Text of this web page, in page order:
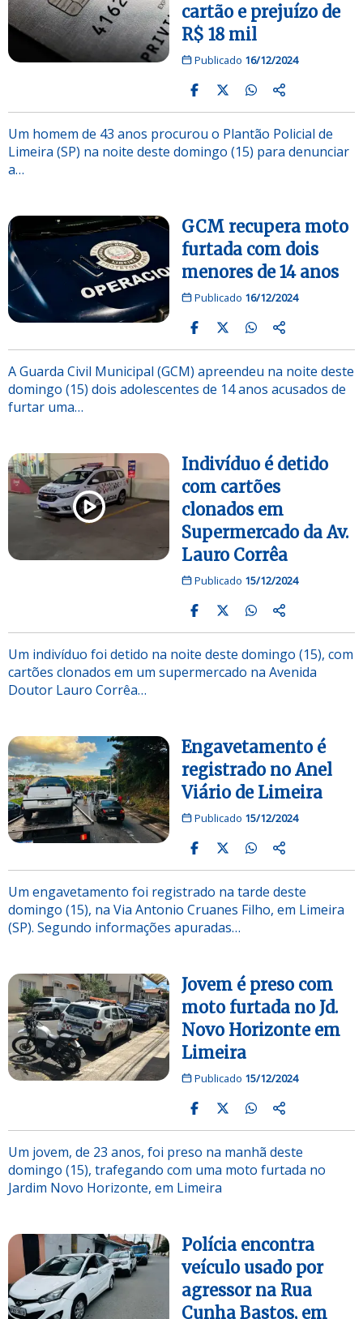
cartão e prejuízo de
R$ 18 mil
Publicado 16/12/2024
Um homem de 43 anos procurou o Plantão Policial de
Limeira (SP) na noite deste domingo (15) para denunciar
a…
GCM recupera moto
furtada com dois
menores de 14 anos
Publicado 16/12/2024
A Guarda Civil Municipal (GCM) apreendeu na noite deste
domingo (15) dois adolescentes de 14 anos acusados de
furtar uma…
Indivíduo é detido
com cartões
clonados em
Supermercado da Av.
Lauro Corrêa
Publicado 15/12/2024
Um indivíduo foi detido na noite deste domingo (15), com
cartões clonados em um supermercado na Avenida
Doutor Lauro Corrêa…
Engavetamento é
registrado no Anel
Viário de Limeira
Publicado 15/12/2024
Um engavetamento foi registrado na tarde deste
domingo (15), na Via Antonio Cruanes Filho, em Limeira
(SP). Segundo informações apuradas…
Jovem é preso com
moto furtada no Jd.
Novo Horizonte em
Limeira
Publicado 15/12/2024
Um jovem, de 23 anos, foi preso na manhã deste
domingo (15), trafegando com uma moto furtada no
Jardim Novo Horizonte, em Limeira
Polícia encontra
veículo usado por
agressor na Rua
Cunha Bastos, em